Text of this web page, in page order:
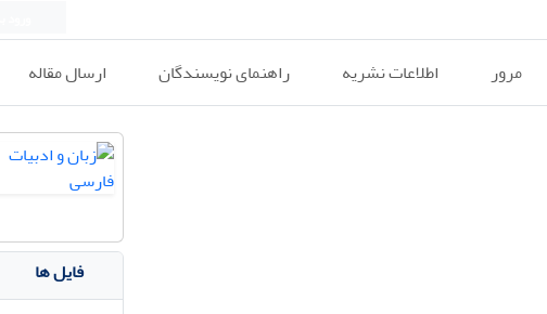
مرور اطلاعات نشریه راهنمای نویسندگان ارسال مقاله
فایل ها